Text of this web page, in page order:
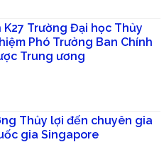
K27 Trường Đại học Thủy
Phó Trưởng Ban Chính
Trung ương
Thủy lợi đến chuyên gia
gia Singapore